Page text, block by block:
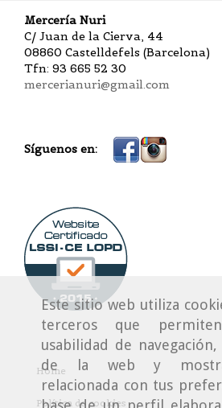
Este sitio web utiliza
terceros que
usabilidad de
de la web y
relacionada con tus
Mercería Nuri
C/ Juan de la Cierva, 44
08860 Castelldefels (Barcelona)
Tfn: 93 665 52 30
mercerianuri@gmail.com
Síguenos en:
Home
Política de cookies